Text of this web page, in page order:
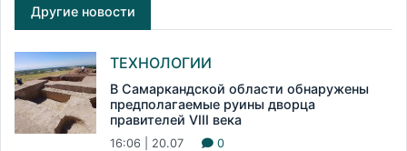
Другие новости
ТЕХНОЛОГИИ
В Самаркандской области обнаружены
предполагаемые руины дворца
правителей VIII века
16:06 | 20.07 0